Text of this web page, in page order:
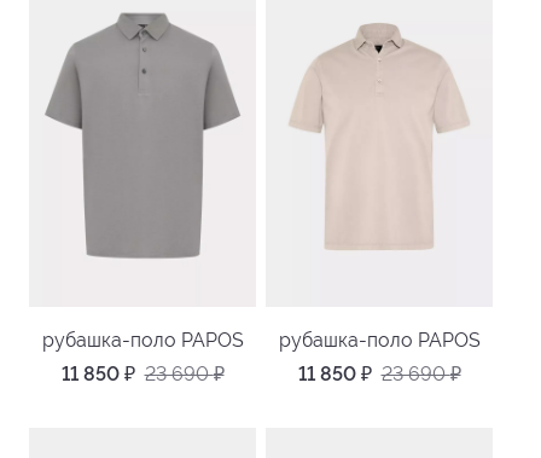
рубашка-поло PAPOS
11 850 ₽ 23 690₽
рубашка-поло PAPOS
11 850 ₽ 23 690₽